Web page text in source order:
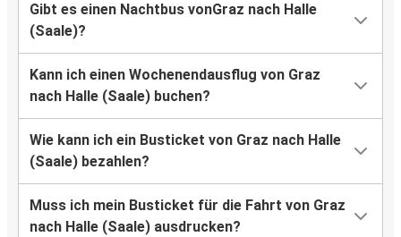
Gibt es einen Nachtbus vonGraz nach Halle
(Saale)?
Kann ich einen Wochenendausflug von Graz
nach Halle (Saale) buchen?
Wie kann ich ein Busticket von Graz nach Halle
(Saale) bezahlen?
Muss ich mein Busticket für die Fahrt von Graz
nach Halle (Saale) ausdrucken?